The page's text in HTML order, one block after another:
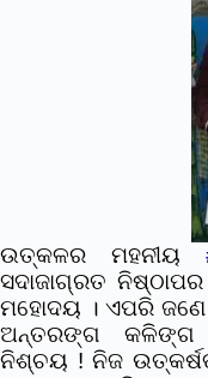
ଉତ୍କଳର ମହନୀୟ
ସଦାଜାଗ୍ରତ ନିଷ୍ଠାପର
ମହୋଦୟ । ଏପରି ଜଣେ
ଅନ୍ତରଙ୍ଗ କଳିଙ୍ଗ
ନିଶ୍ଚୟ ! ନିଜ